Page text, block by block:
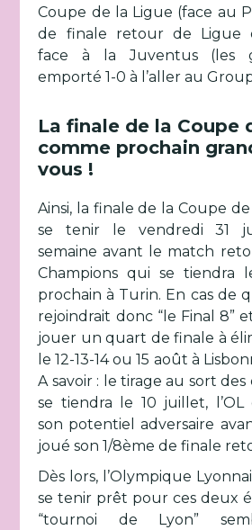
Coupe de la Ligue (face au
de finale retour de Ligue
face à la Juventus (les
emporté 1-0 à l’aller au
La finale de la Coupe
comme prochain
vous !
Ainsi, la finale de la Coupe
se tenir le vendredi 31
semaine avant le match
Champions qui se
prochain à Turin. En cas de
rejoindrait donc “le Final 8”
jouer un quart de finale à
le 12-13-14 ou 15 août à
A savoir : le tirage au sort
se tiendra le 10 juillet,
son potentiel adversaire
joué son 1/8ème de finale
Dès lors, l’Olympique
se tenir prêt pour ces deux
“tournoi de Lyon”